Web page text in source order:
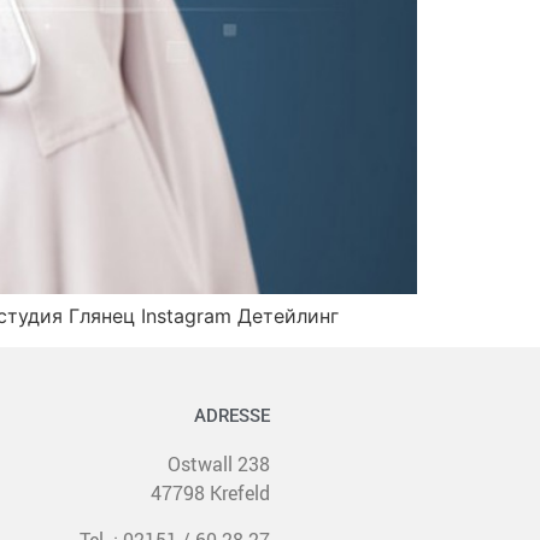
Глянец Instagram Детейлинг
ADRESSE
Ostwall 238
47798 Krefeld